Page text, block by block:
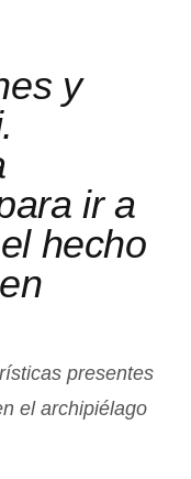
y
ir a
hecho
presentes
el archipiélago